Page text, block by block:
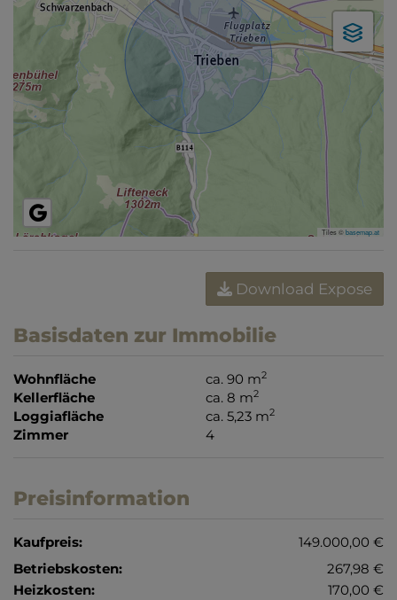
Tiles ©basemap.at
Download Expose
Basisdaten zur Immobilie
Wohnfläche ca. 90 m2
Kellerfläche ca. 8 m2
Loggiafläche ca. 5,23 m2
Zimmer 4
Preisinformation
Kaufpreis:
149.000,00 €
Betriebskosten:
267,98 €
Heizkosten:
170,00 €